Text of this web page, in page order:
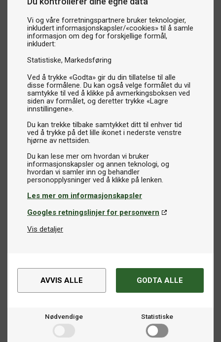
Vi og våre forretningspartnere bruker teknologier,
inkludert informasjonskapsler/«cookies» til å samle
informasjon om deg for forskjellige formål,
inkludert:
Statistiske Markedsføring
Ved å trykke «Godta» gir du din tillatelse til alle
disse formålene. Du kan også velge formålet du vil
samtykke til ved å klikke på avmerkingsboksen ved
siden av formålet, og deretter trykke «Lagre
innstillingene».
Du kan trekke tilbake samtykket ditt til enhver tid
ved å trykke på det lille ikonet i nederste venstre
hjørne av nettsiden.
Du kan lese mer om hvordan vi bruker
informasjonskapsler og annen teknologi, og
hvordan vi samler inn og behandler
Les mer om informasjonskapsler
Googles retningslinjer for personvern
Vis detaljer
AVVIS ALLE GODTA ALLE
Nødvendige Statistiske